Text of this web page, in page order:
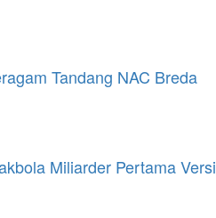
Tandang NAC Breda
Miliarder Pertama Versi